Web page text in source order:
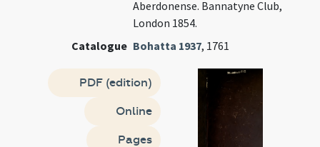
Aberdonense. Bannatyne Club,
London 1854.
Catalogue Bohatta 1937, 1761
PDF (edition)
Online
Pages